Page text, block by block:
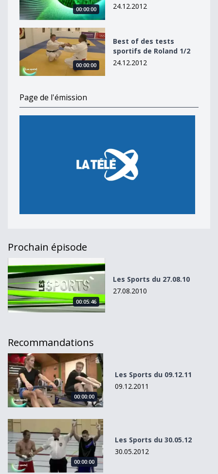
00:00:00
24.12.2012
Best of des tests sportifs de Roland 1/2
00:00:00
Best of des tests
sportifs de Roland 1/2
24.12.2012
Page de l'émission
Prochain épisode
Les Sports du 27.08.10
00:05:46
Les Sports du 27.08.10
27.08.2010
Recommandations
Les Sports du 09.12.11
00:00:00
Les Sports du 09.12.11
09.12.2011
Les Sports du 30.05.12
00:00:00
Les Sports du 30.05.12
30.05.2012